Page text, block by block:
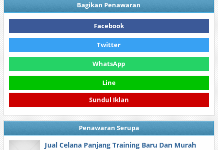
Bagikan Penawaran
Facebook
Twitter
WhatsApp
Line
Sundul Iklan
Penawaran Serupa
Jual Celana Panjang Training Baru Dan Murah